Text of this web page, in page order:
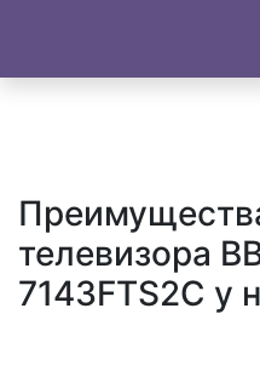
телевизора
7143FTS2C у